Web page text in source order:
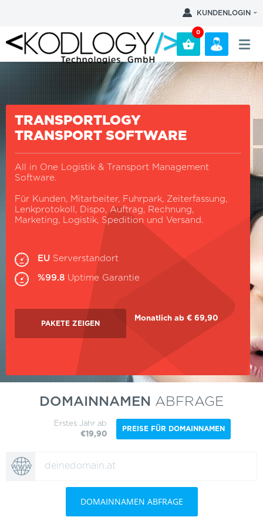
KUNDENLOGIN
0
TRANSPORTLOGY
TRANSPORT SOFTWARE
All in One Logistik & Transport Management
Software.
Für Kunden, Mitarbeiter, Fuhrpark, Zeiterfassung,
Lenkprotokoll, Dispo, Auftrag, Rechnung,
Marketing, Logistik, Spedition und Versand.
EU Serverstandort
%99.8 Uptime Garantie
PAKETE ZEIGEN
Monatlich ab € 69,90
DOMAINNAMEN ABFRAGE
Erstes Jahr ab
€19,90
PREISE FÜR DOMAINNAMEN
DOMAINNAMEN ABFRAGE